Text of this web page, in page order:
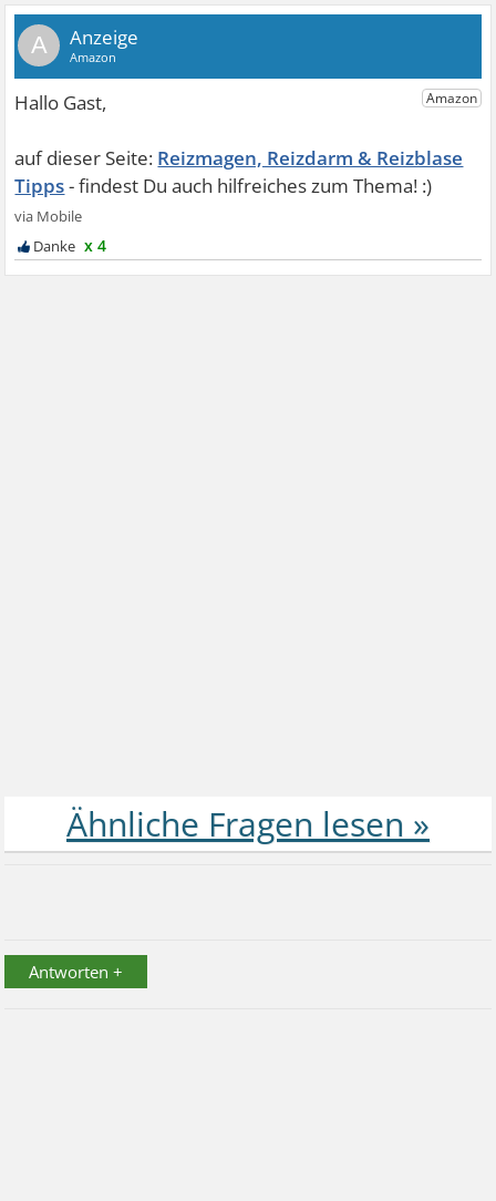
A
Reizmagen, Reizdarm & Reizblase
Tipps
x 4
Antworten +